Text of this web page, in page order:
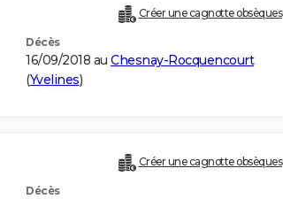
Créer une cagnotte obsèques
Décès
16/09/2018 au Chesnay-Rocquencourt
(Yvelines)
Créer une cagnotte obsèques
Décès